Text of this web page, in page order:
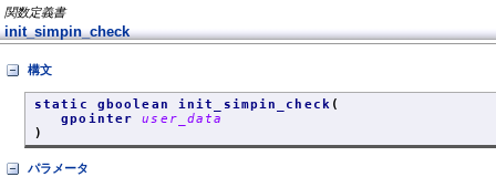
関数定義書
init_simpin_check
構文
static gboolean init_simpin_check (
gpointeruser_data
)
パラメータ